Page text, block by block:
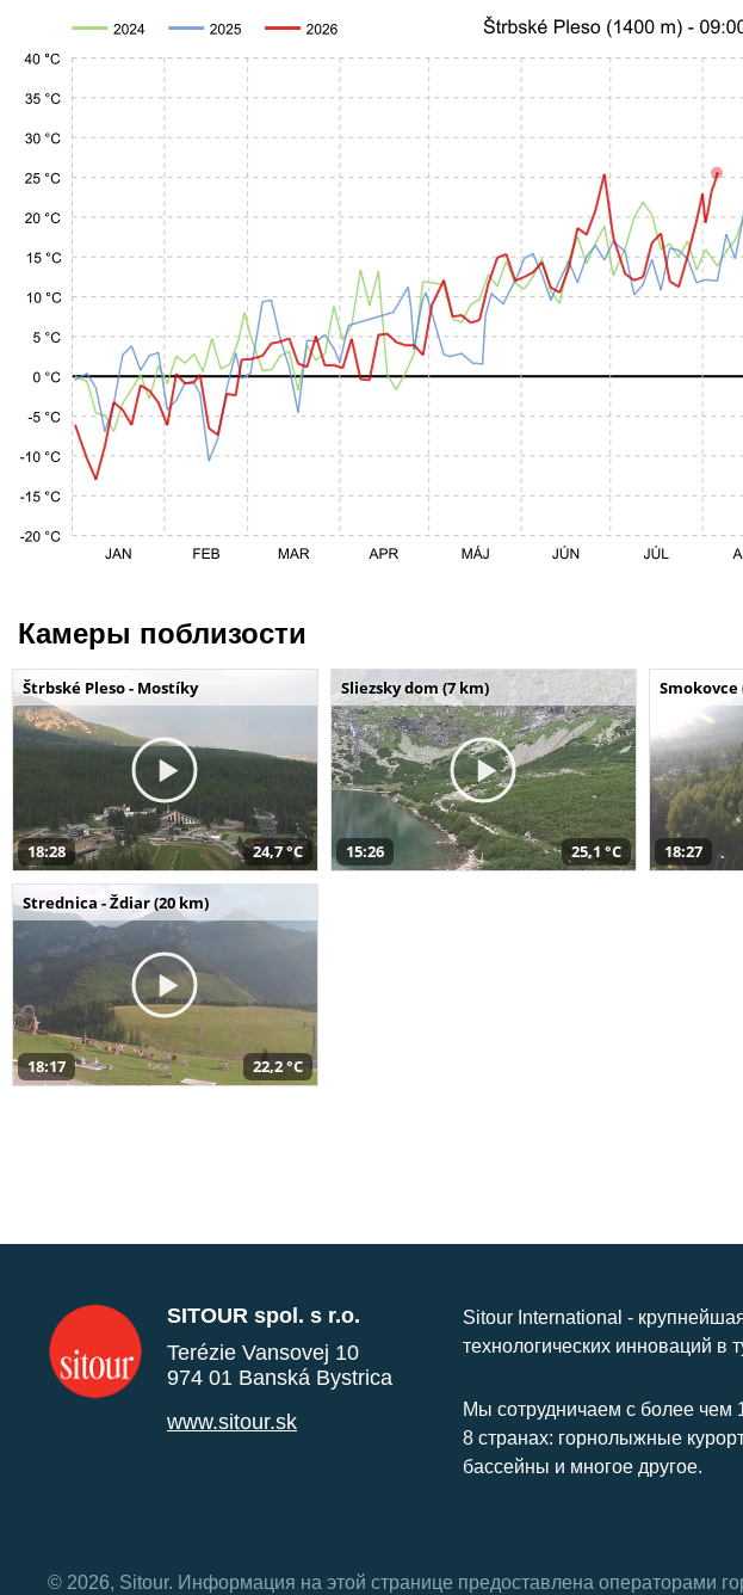
Камеры поблизости
Štrbské Pleso - Mostíky
18:28 24,7 °C
Sliezsky dom (7 km)
15:26 25,1 °C
Smokovce
18:27
Strednica - Ždiar (20 km)
18:17 22,2 °C
SITOUR spol. s r.o.
Terézie Vansovej 10
974 01 Banská Bystrica
www.sitour.sk
Sitour International -
технологических инноваций в
Мы сотрудничаем с более чем
8 странах: горнолыжные
бассейны и многое другое.
© 2026, Sitour. Информация на этой странице предоставлена ​​операторами